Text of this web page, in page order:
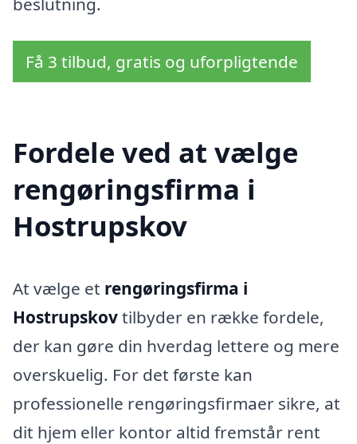
Få 3 tilbud, gratis og uforpligtende
Fordele ved at vælge
rengøringsfirma i
Hostrupskov
At vælge et rengøringsfirma i
Hostrupskovtilbyder en række fordele,
der kan gøre din hverdag lettere og mere
overskuelig. For det første kan
professionelle rengøringsfirmaer sikre, at
dit hjem eller kontor altid fremstår rent